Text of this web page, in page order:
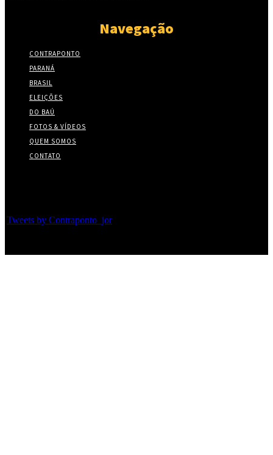
Navegação
CONTRAPONTO
PARANÁ
BRASIL
ELEIÇÕES
DO BAÚ
FOTOS & VÍDEOS
QUEM SOMOS
CONTATO
Tweets by Contraponto_jor